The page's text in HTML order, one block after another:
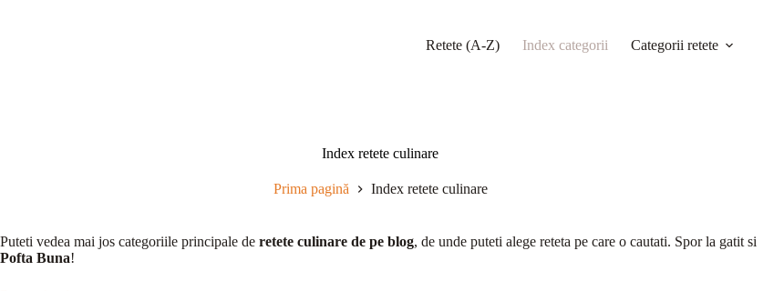
Retete (A-Z) Index categorii Categorii retete
Index retete culinare
Prima pagină Index retete culinare
Puteti vedea mai jos categoriile principale de retete culinare de pe blog, de unde puteti alege reteta pe care o cautati. Spor la gatit si
Pofta Buna!